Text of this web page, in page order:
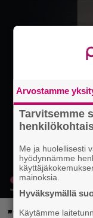
”Mitalini
Arvostamme
Tarvitsemme
Me ja huolellisesti
hyödynnämme
mainoksia.
Hyväksymällä
Käytämme